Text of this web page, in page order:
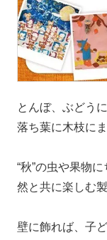
とんぼ、ぶどう
落ち葉に木枝に
“秋”の虫や果物
然と共に楽しむ
壁に飾れば、子